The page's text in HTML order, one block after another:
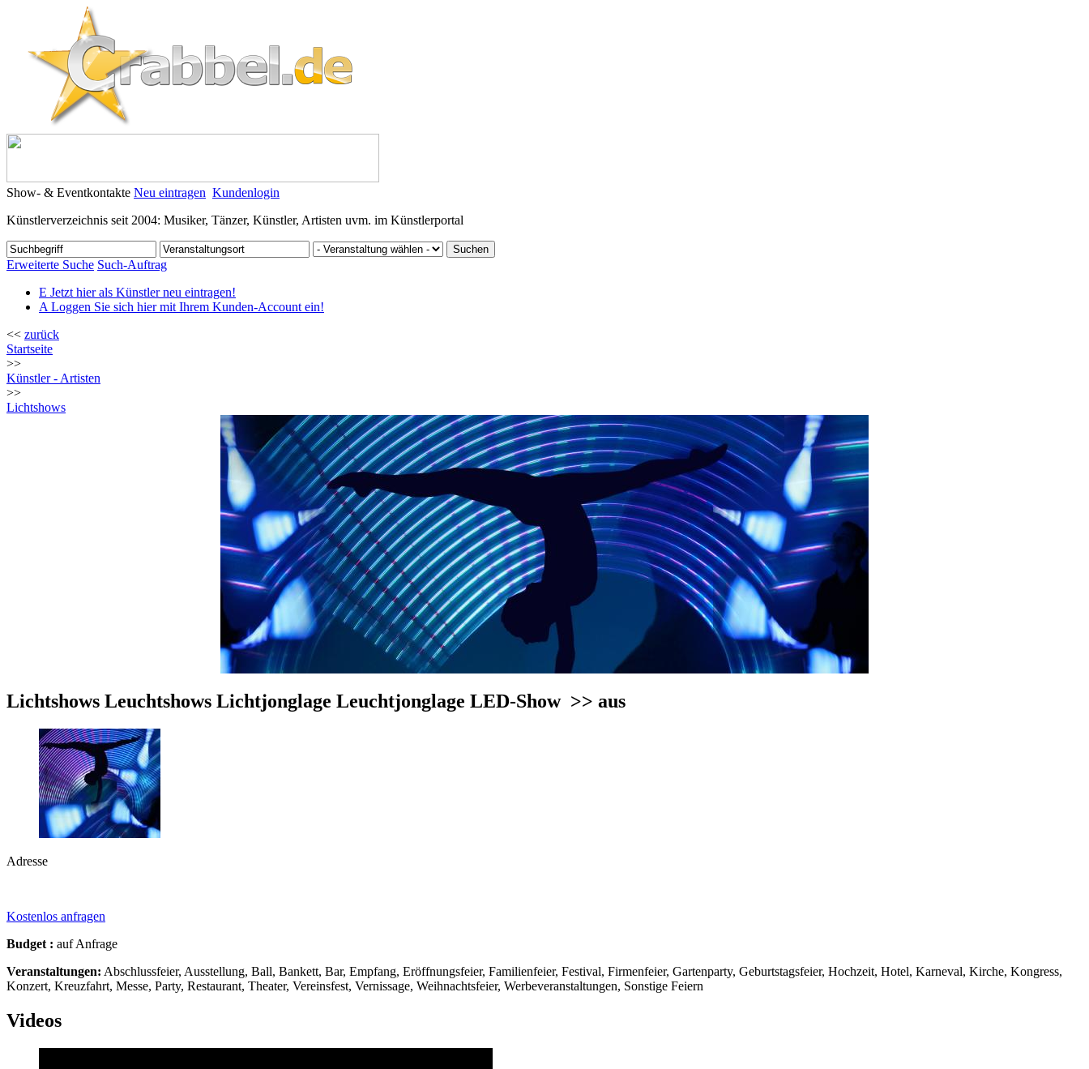
Show- & Eventkontakte Neu eintragen Kundenlogin
Künstlerverzeichnis seit 2004: Musiker, Tänzer, Künstler, Artisten uvm. im Künstlerportal
Erweiterte Suche Such-Auftrag
E Jetzt hier als Künstler neu eintragen!
A Loggen Sie sich hier mit Ihrem Kunden-Account ein!
<< zurück
Startseite
>>
Künstler - Artisten
>>
Lichtshows
Lichtshows Leuchtshows Lichtjonglage Leuchtjonglage LED-Show >> aus
Adresse
Kostenlos anfragen
Budget : auf Anfrage
Veranstaltungen: Abschlussfeier, Ausstellung, Ball, Bankett, Bar, Empfang, Eröffnungsfeier, Familienfeier, Festival, Firmenfeier, Gartenparty, Geburtstagsfeier, Hochzeit, Hotel, Karneval, Kirche, Kongress,
Konzert, Kreuzfahrt, Messe, Party, Restaurant, Theater, Vereinsfest, Vernissage, Weihnachtsfeier, Werbeveranstaltungen, Sonstige Feiern
Videos